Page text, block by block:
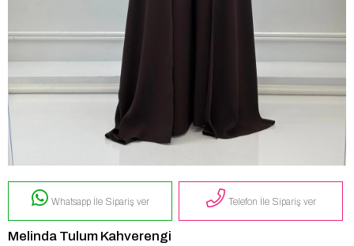
Whatsapp İle Sipariş ver Telefon İle Sipariş ver
Melinda Tulum Kahverengi